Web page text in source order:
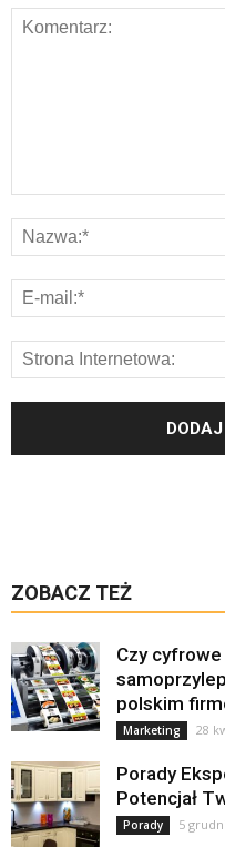
ZOBACZ TEŻ
Czy
polskim
Marketing 28
Porady
Potencjał
Porady 5